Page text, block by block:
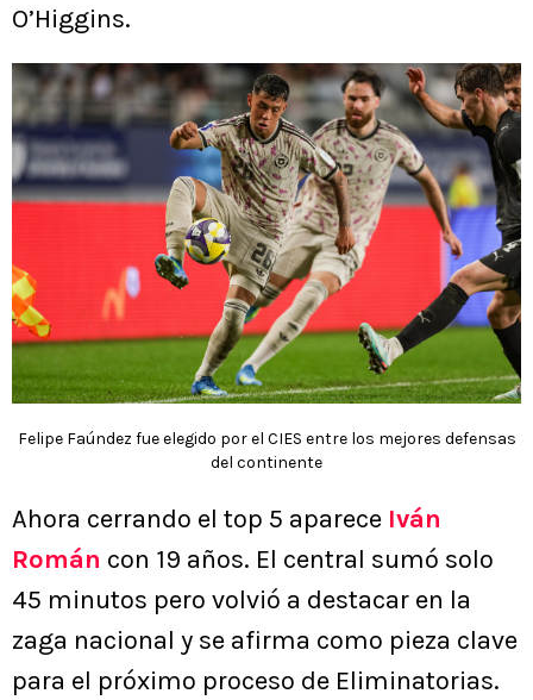
O’Higgins.
Felipe Faúndez fue elegido por el CIES entre los mejores defensas
del continente
Ahora cerrando el top 5 aparece Iván
Román con 19 años. El central sumó solo
45 minutos pero volvió a destacar en la
zaga nacional y se afirma como pieza clave
para el próximo proceso de Eliminatorias.